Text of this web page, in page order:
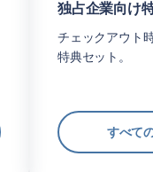
独占企業向け
チェックアウト
特典セット。
すべて